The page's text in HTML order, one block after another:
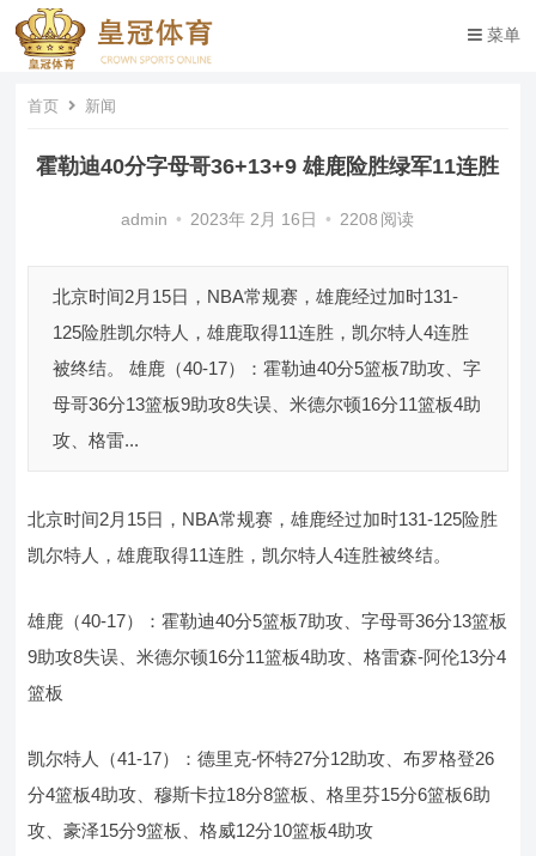
菜单
首页 新闻
霍勒迪40分字母哥36+13+9 雄鹿险胜绿军11连胜
admin • 2023年 2月 16日 • 2208 阅读
北京时间2月15日，NBA常规赛，雄鹿经过加时131-
125险胜凯尔特人，雄鹿取得11连胜，凯尔特人4连胜
被终结。 雄鹿（40-17）：霍勒迪40分5篮板7助攻、字
母哥36分13篮板9助攻8失误、米德尔顿16分11篮板4助
攻、格雷...
北京时间2月15日，NBA常规赛，雄鹿经过加时131-125险胜
凯尔特人，雄鹿取得11连胜，凯尔特人4连胜被终结。
雄鹿（40-17）：霍勒迪40分5篮板7助攻、字母哥36分13篮板
9助攻8失误、米德尔顿16分11篮板4助攻、格雷森-阿伦13分4
篮板
凯尔特人（41-17）：德里克-怀特27分12助攻、布罗格登26
分4篮板4助攻、穆斯卡拉18分8篮板、格里芬15分6篮板6助
攻、豪泽15分9篮板、格威12分10篮板4助攻